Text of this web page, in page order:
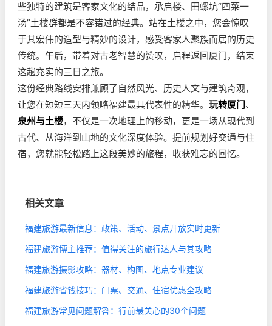
些独特的建筑是客家文化的结晶，承启楼、田螺坑“四菜一
汤”土楼群都是不容错过的经典。站在土楼之中，您会惊叹
于其宏伟的造型与精妙的设计，感受客家人聚族而居的历史
传统。午后，带着对古老智慧的赞叹，启程返回厦门，结束
这趟充实的三日之旅。
这份经典路线安排兼顾了自然风光、历史人文与建筑奇观，
让您在短短三天内领略福建最具代表性的精华。 玩转厦门、
泉州与土楼，不仅是一次地理上的移动，更是一场从现代到
古代、从海洋到山地的文化深度体验。提前规划好交通与住
宿，您就能轻松踏上这段美妙的旅程，收获难忘的回忆。
相关文章
福建旅游最新信息：政策、活动、景点开放实时更新
福建旅游博主推荐：值得关注的旅行达人与其攻略
福建旅游摄影攻略：器材、构图、地点专业建议
福建旅游省钱技巧：门票、交通、住宿优惠全攻略
福建旅游常见问题解答：行前最关心的30个问题